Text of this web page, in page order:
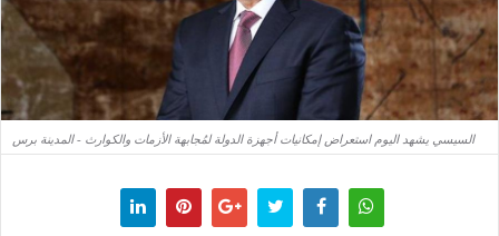
السيسي يشهد اليوم استعراض إمكانيات أجهزة الدولة لمُجابهة الأزمات والكوارث - المدينة برس